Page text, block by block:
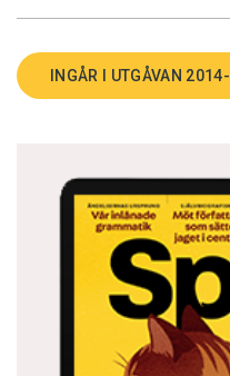
INGÅR I UTGÅVAN